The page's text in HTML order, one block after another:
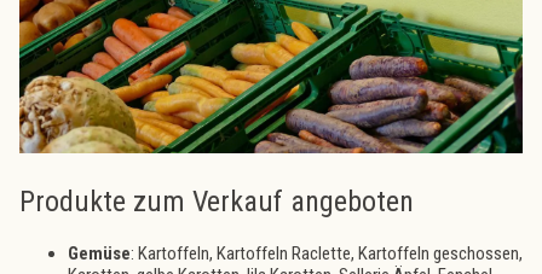
Produkte zum Verkauf angeboten
Gemüse: Kartoffeln, Kartoffeln Raclette, Kartoffeln geschossen,